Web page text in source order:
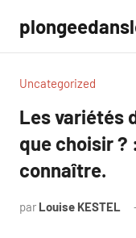
contenu
Uncategorized
Les variétés
que choisir
connaître.
par Louise KESTEL